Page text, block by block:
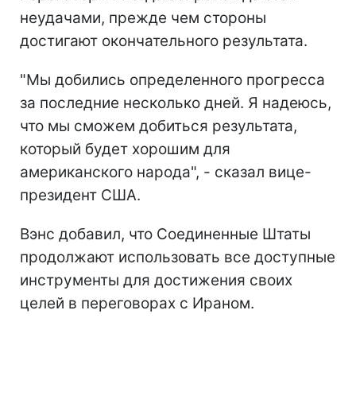
неудачами, прежде чем стороны
достигают окончательного результата.
"Мы добились определенного прогресса
за последние несколько дней. Я надеюсь,
что мы сможем добиться результата,
который будет хорошим для
американского народа", - сказал вице-
президент США.
Вэнс добавил, что Соединенные Штаты
продолжают использовать все доступные
инструменты для достижения своих
целей в переговорах с Ираном.